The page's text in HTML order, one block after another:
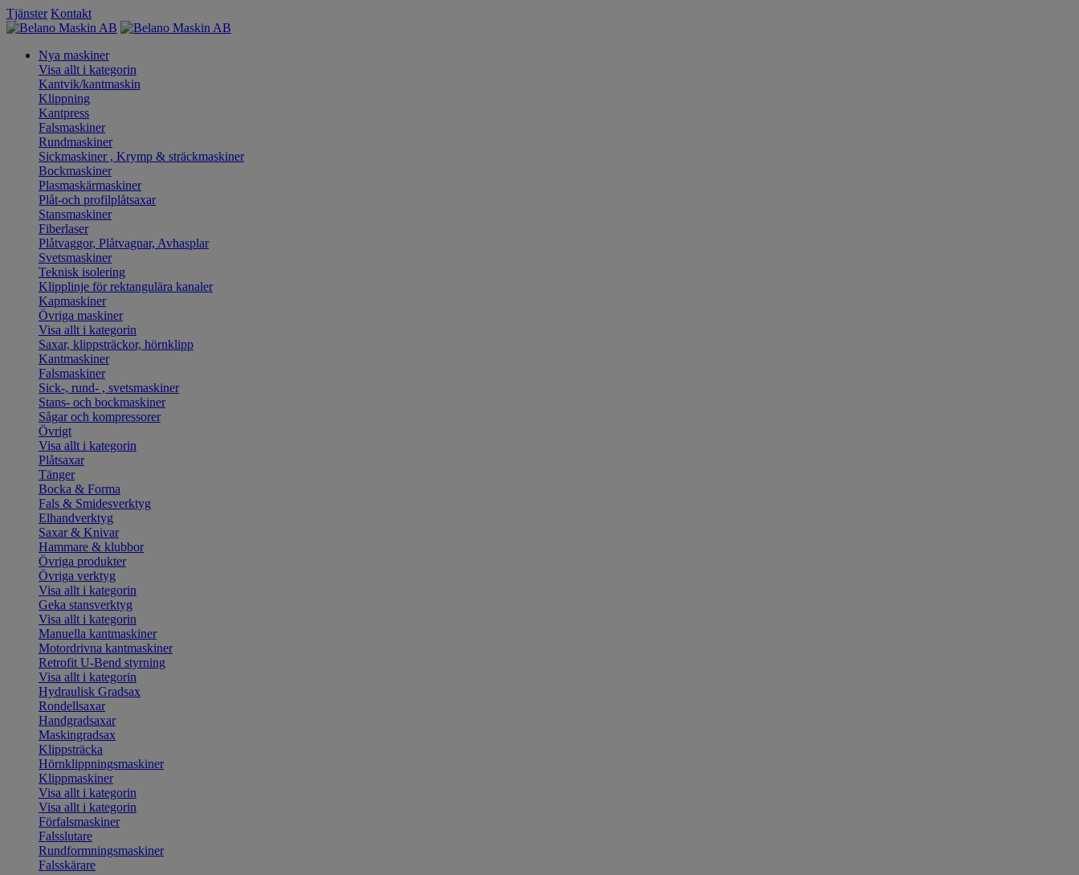
Tjänster Kontakt
Nya maskiner
Visa allt i kategorin
Kantvik/kantmaskin
Klippning
Kantpress
Falsmaskiner
Rundmaskiner
Sickmaskiner , Krymp & sträckmaskiner
Bockmaskiner
Plasmaskärmaskiner
Plåt-och profilplåtsaxar
Stansmaskiner
Fiberlaser
Plåtvaggor, Plåtvagnar, Avhasplar
Svetsmaskiner
Teknisk isolering
Klipplinje för rektangulära kanaler
Kapmaskiner
Övriga maskiner
Visa allt i kategorin
Saxar, klippsträckor, hörnklipp
Kantmaskiner
Falsmaskiner
Sick-, rund- , svetsmaskiner
Stans- och bockmaskiner
Sågar och kompressorer
Övrigt
Visa allt i kategorin
Plåtsaxar
Tänger
Bocka & Forma
Fals & Smidesverktyg
Elhandverktyg
Saxar & Knivar
Hammare & klubbor
Övriga produkter
Övriga verktyg
Visa allt i kategorin
Geka stansverktyg
Visa allt i kategorin
Manuella kantmaskiner
Motordrivna kantmaskiner
Retrofit U-Bend styrning
Visa allt i kategorin
Hydraulisk Gradsax
Rondellsaxar
Handgradsaxar
Maskingradsax
Klippsträcka
Hörnklippningsmaskiner
Klippmaskiner
Visa allt i kategorin
Visa allt i kategorin
Förfalsmaskiner
Falsslutare
Rundformningsmaskiner
Falsskärare